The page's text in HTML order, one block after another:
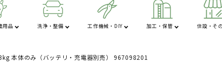
耕運機 オーガ
園芸用資材 苗棚
水タンク 配管用品
ヘッジトリマ せん定ハサミ
資材 船舶
用品
酪農用品
洗浄・整備
グリース・潤滑剤 燃料・オイル
工作機械・DIY
発電機 換気・空調設備
加工・保管
もちつき機 電気乾燥庫
住設・そ
屋外キッチン 防犯
本体のみ（バッテリ・充電器別売） 967098201